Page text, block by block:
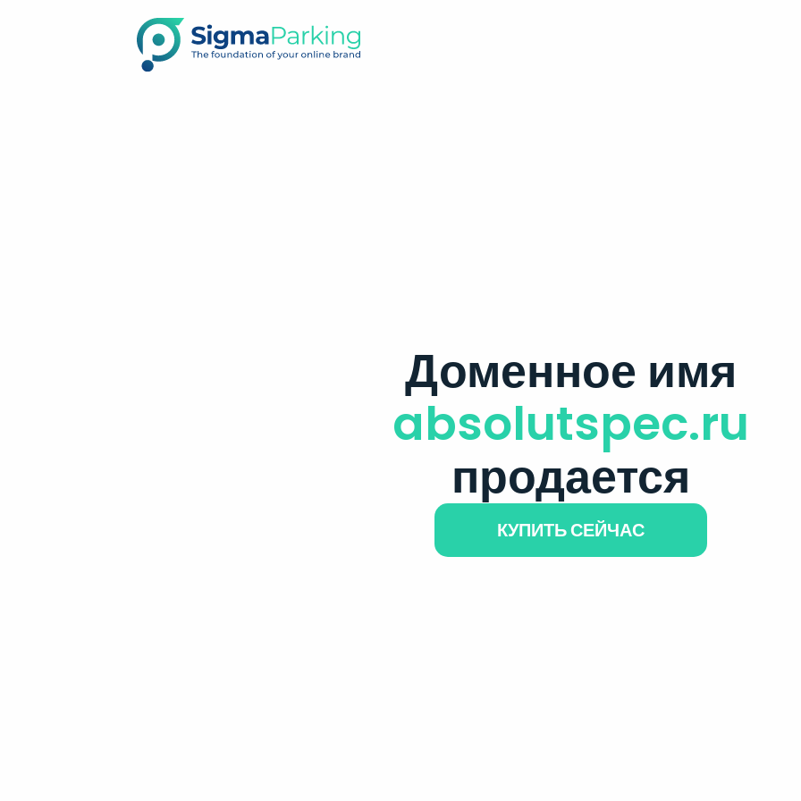
Доменное имя
absolutspec.ru
продается
КУПИТЬ СЕЙЧАС